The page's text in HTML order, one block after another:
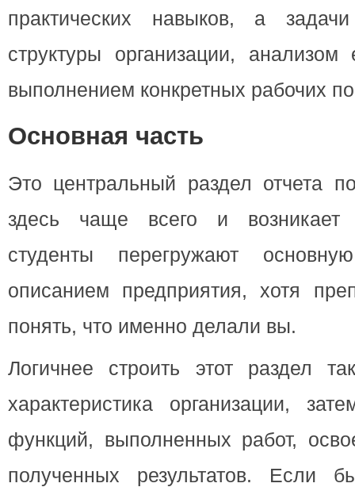
практических навыков, а
структуры организации,
выполнением конкретных рабочих
Основная часть
Это центральный раздел отчета
здесь чаще всего и возникает
студенты перегружают
описанием предприятия, хотя
понять, что именно делали вы.
Логичнее строить этот раздел
характеристика организации,
функций, выполненных работ,
полученных результатов. Если